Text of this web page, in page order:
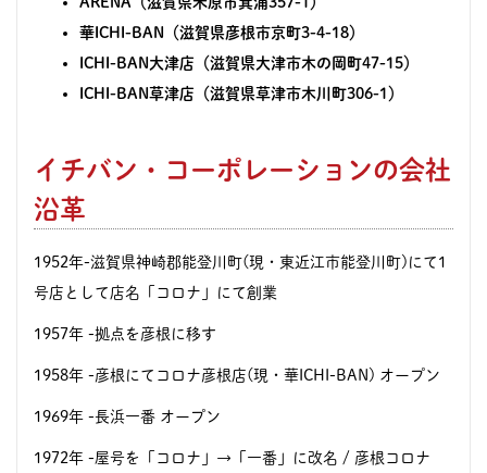
華ICHI-BAN（滋賀県彦根市京町3-4-18）
ICHI-BAN大津店（滋賀県大津市木の岡町47-15）
ICHI-BAN草津店（滋賀県草津市木川町306-1）
イチバン・コーポレーションの会社
沿革
1952年-滋賀県神崎郡能登川町(現・東近江市能登川町)にて1
号店として店名「コロナ」にて創業
1957年 -拠点を彦根に移す
1958年 -彦根にてコロナ彦根店(現・華ICHI-BAN) オープン
1969年 -長浜一番 オープン
1972年 -屋号を「コロナ」→「一番」に改名 / 彦根コロナ